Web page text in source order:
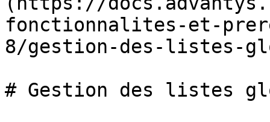
fonctionnalites-et-
8/gestion-des-listes-
# Gestion des listes